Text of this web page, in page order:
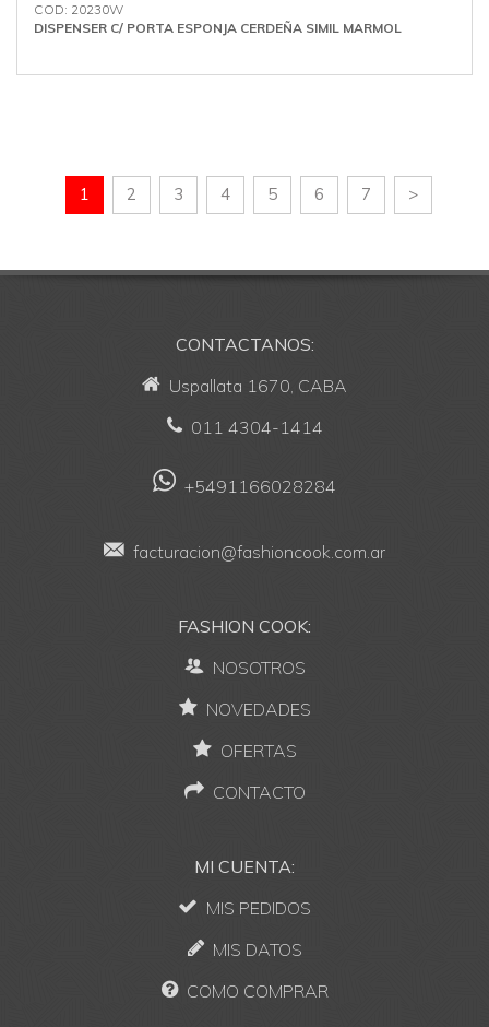
COD: 20230W
DISPENSER C/ PORTA ESPONJA CERDEÑA SIMIL MARMOL
1 2 3 4 5 6 7 >
CONTACTANOS:
Uspallata 1670, CABA
011 4304-1414
+5491166028284
facturacion@fashioncook.com.ar
FASHION COOK:
NOSOTROS
NOVEDADES
OFERTAS
CONTACTO
MI CUENTA:
MIS PEDIDOS
MIS DATOS
COMO COMPRAR